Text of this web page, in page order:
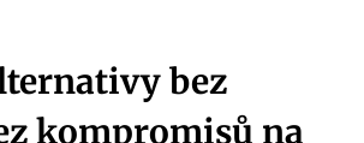
bez
kompromisů na